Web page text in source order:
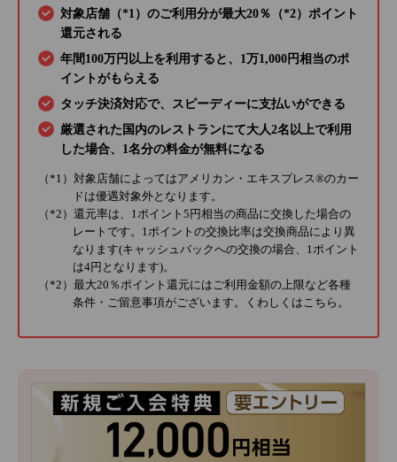
対象店舗（*1）のご利用分が最大20％（*2）ポイント
還元される
年間100万円以上を利用すると、1万1,000円相当のポ
イントがもらえる
タッチ決済対応で、スピーディーに支払いができる
厳選された国内のレストランにて大人2名以上で利用
した場合、1名分の料金が無料になる
（*1）対象店舗によってはアメリカン・エキスプレス®のカー
ドは優遇対象外となります。
（*2）還元率は、1ポイント5円相当の商品に交換した場合の
レートです。1ポイントの交換比率は交換商品により異
なります(キャッシュバックへの交換の場合、1ポイント
は4円となります)。
（*2）最大20％ポイント還元にはご利用金額の上限など各種
条件・ご留意事項がございます。くわしくは こちら 。